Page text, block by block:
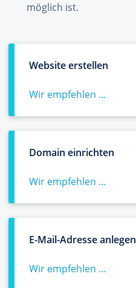
möglich ist.
Website erstellen
Wir empfehlen ...
Domain einrichten
Wir empfehlen ...
E-Mail-Adresse anlegen
Wir empfehlen ...